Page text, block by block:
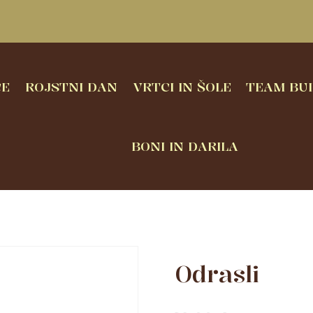
ROJSTNI DAN VRTCI IN ŠOLE TEAM
BONI IN DARILA
Odrasli